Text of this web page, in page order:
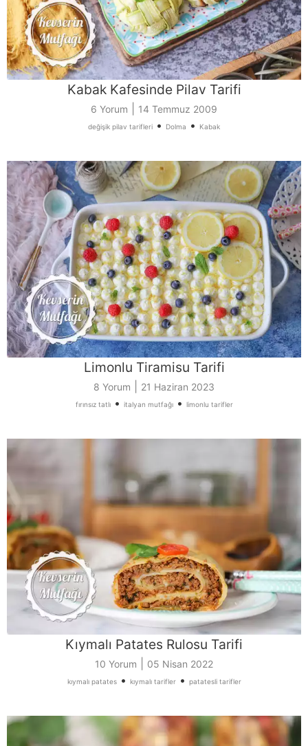
Kabak Kafesinde Pilav Tarifi
6 Yorum 14 Temmuz 2009
değişik pilav tarifleri • Dolma • Kabak
Limonlu Tiramisu Tarifi
8 Yorum 21 Haziran 2023
fırınsız tatlı• italyan mutfağı• limonlu tarifler
Kıymalı Patates Rulosu Tarifi
10 Yorum 05 Nisan 2022
kıymalı patates• kıymalı tarifler• patatesli tarifler